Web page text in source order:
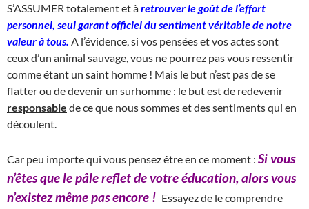
S’ASSUMER totalement et àretrouver le goût de l’effort
personnel, seul garant officiel du sentiment véritable de notre
valeur à tous. A l’évidence, si vos pensées et vos actes sont
ceux d’un animal sauvage, vous ne pourrez pas vous ressentir
comme étant un saint homme ! Mais le but n’est pas de se
flatter ou de devenir un surhomme : le but est de redevenir
responsable de ce que nous sommes et des sentiments qui en
découlent.
Car peu importe qui vous pensez être en ce moment : Si vous
n’êtes que le pâle reflet de votre éducation, alors vous
n’existez même pas encore ! Essayez de le comprendre